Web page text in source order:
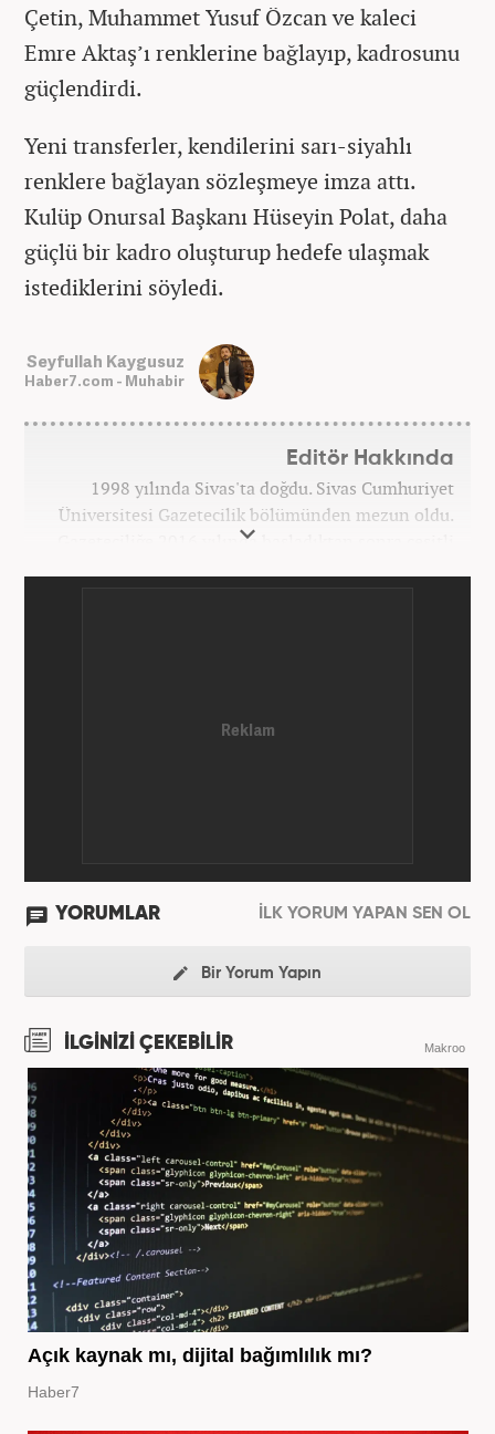
Çetin, Muhammet Yusuf Özcan ve kaleci
Emre Aktaş’ı renklerine bağlayıp, kadrosunu
güçlendirdi.
Yeni transferler, kendilerini sarı-siyahlı
renklere bağlayan sözleşmeye imza attı.
Kulüp Onursal Başkanı Hüseyin Polat, daha
güçlü bir kadro oluşturup hedefe ulaşmak
istediklerini söyledi.
Seyfullah Kaygusuz
Haber7.com - Muhabir
Editör Hakkında
1998 yılında Sivas'ta doğdu. Sivas Cumhuriyet
Üniversitesi Gazetecilik bölümünden mezun oldu.
Gazeteciliğe 2016 yılında başladıktan sonra çeşitli
YORUMLAR İLK YORUM YAPAN SEN OL
Bir Yorum Yapın
İLGİNİZİ ÇEKEBİLİR Makroo
Açık kaynak mı, dijital bağımlılık mı?
Haber7